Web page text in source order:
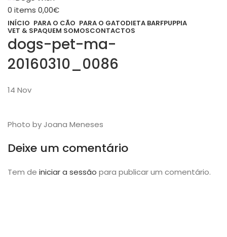
0 items 0,00€
INÍCIO PARA O CÃO PARA O GATODIETA BARFPUPPIA
VET & SPAQUEM SOMOSCONTACTOS
dogs-pet-ma-
20160310_0086
14 Nov
Photo by Joana Meneses
Deixe um comentário
Tem de iniciar a sessão para publicar um comentário.